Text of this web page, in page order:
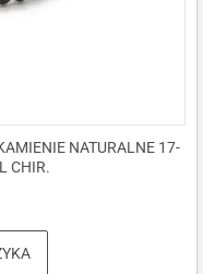
NATURALNE 17-
CHIR.